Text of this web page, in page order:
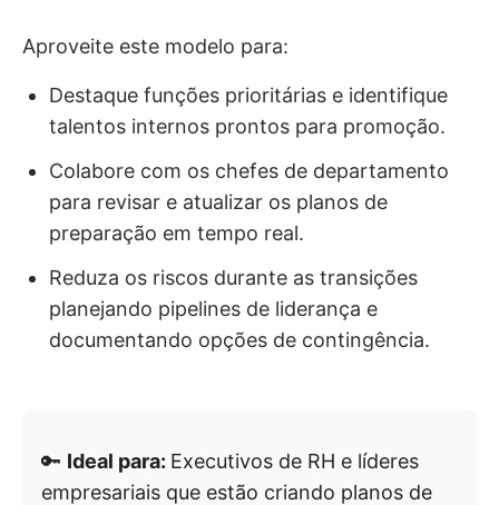
Aproveite este modelo para:
Destaque funções prioritárias e identifique
talentos internos prontos para promoção.
Colabore com os chefes de departamento
para revisar e atualizar os planos de
preparação em tempo real.
Reduza os riscos durante as transições
planejando pipelines de liderança e
documentando opções de contingência.
🔑 Ideal para: Executivos de RH e líderes
empresariais que estão criando planos de